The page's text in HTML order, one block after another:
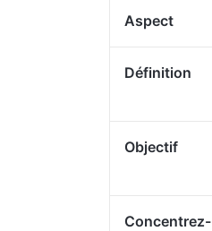
Aspect
Définition
Objectif
Concentrez-